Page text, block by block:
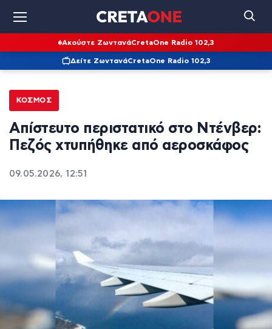
Ακούστε ΖωντανάCretaOne Radio 102,3
Δείτε ΖωντανάCretaOne Radio 102,3
ΚΌΣΜΟΣ
Απίστευτο περιστατικό στο Ντένβερ:
Πεζός χτυπήθηκε από αεροσκάφος
09.05.2026, 12:51